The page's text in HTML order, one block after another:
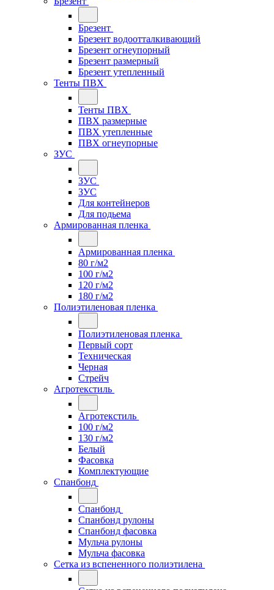
Брезент
Брезент водоотталкивающий
Брезент огнеупорный
Брезент размерный
Брезент утепленный
Тенты ПВХ
Тенты ПВХ
ПВХ размерные
ПВХ утепленные
ПВХ огнеупорные
ЗУС
ЗУС
ЗУС
Для контейнеров
Для подьема
Армированная пленка
Армированная пленка
80 г/м2
100 г/м2
120 г/м2
180 г/м2
Полиэтиленовая пленка
Полиэтиленовая пленка
Первый сорт
Техническая
Черная
Стрейч
Агротекстиль
Агротекстиль
100 г/м2
130 г/м2
Белый
Фасовка
Комплектующие
Спанбонд
Спанбонд
Спанбонд рулоны
Спанбонд фасовка
Мульча рулоны
Мульча фасовка
Сетка из вспененного полиэтилена